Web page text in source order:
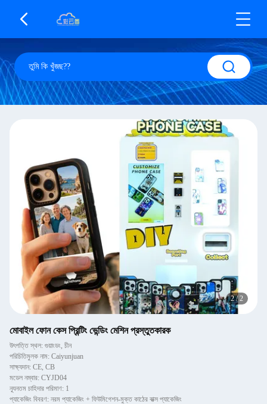
2/2
মোবাইল ফোন কেস প্রিন্টিং ভেন্ডিং মেশিন প্রস্তুতকারক
উৎপত্তি স্থল: গুয়াংডং, চীন
পরিচিতিমুলক নাম: Caiyunjuan
সাক্ষ্যদান: CE, CB
মডেল নম্বার: CYJD04
ন্যূনতম চাহিদার পরিমাণ: 1
প্যাকেজিং বিবরণ: নরম প্যাকেজিং + ফিউমিগেশন-মুক্ত কাঠের বাক্স প্যাকেজিং